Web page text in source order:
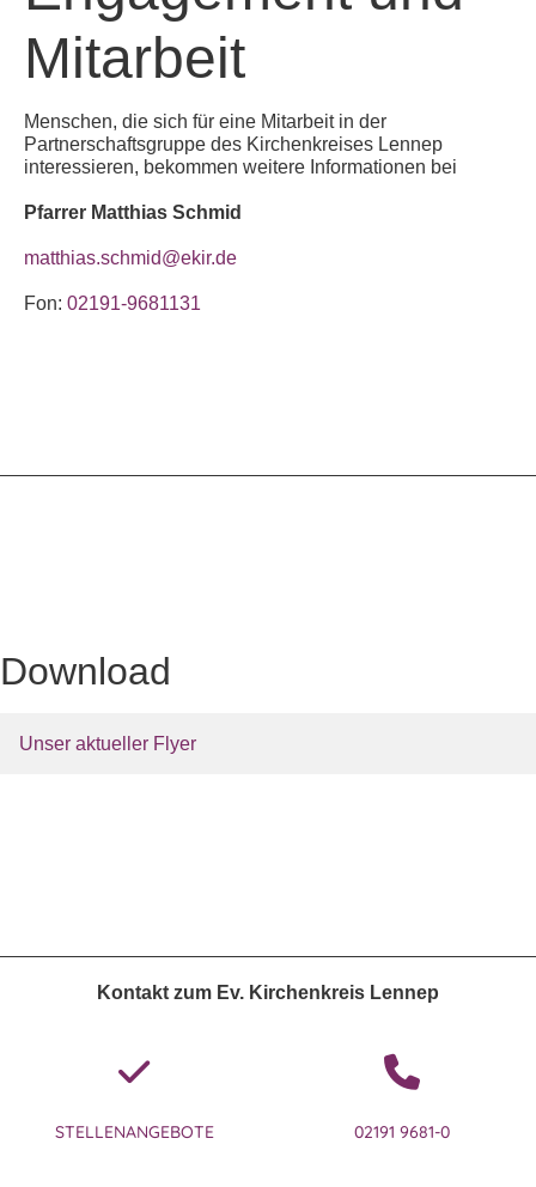
Mitarbeit
Menschen, die sich für eine Mitarbeit in der
Partnerschaftsgruppe des Kirchenkreises Lennep
interessieren, bekommen weitere Informationen bei
Pfarrer Matthias Schmid
matthias.schmid@ekir.de
Fon: 02191-9681131
Download
Unser aktueller Flyer
Kontakt zum Ev. Kirchenkreis Lennep
STELLENANGEBOTE 02191 9681-0